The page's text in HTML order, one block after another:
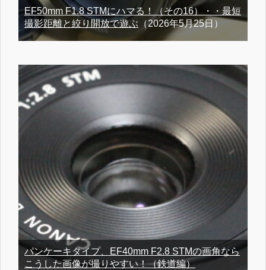
EF50mm F1.8 STMにハマる！（その16）・・最短
撮影距離と絞り開放で遊ぶ （2026年5月25日）
パンケーキタイプ、EF40mm F2.8 STMの画角なら
こうした画像が撮りやすい！（鉄道編）